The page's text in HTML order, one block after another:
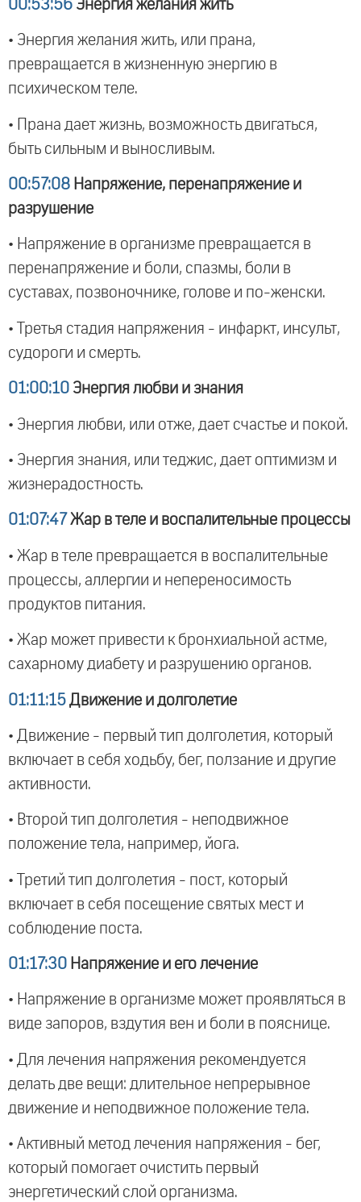
00:53:56 Энергия желания жить
• Энергия желания жить, или прана,
превращается в жизненную энергию в
психическом теле.
• Прана дает жизнь, возможность двигаться,
быть сильным и выносливым.
00:57:08 Напряжение, перенапряжение и
разрушение
• Напряжение в организме превращается в
перенапряжение и боли, спазмы, боли в
суставах, позвоночнике, голове и по-женски.
• Третья стадия напряжения - инфаркт, инсульт,
судороги и смерть.
01:00:10 Энергия любви и знания
• Энергия любви, или отже, дает счастье и покой.
• Энергия знания, или теджис, дает оптимизм и
жизнерадостность.
01:07:47 Жар в теле и воспалительные процессы
• Жар в теле превращается в воспалительные
процессы, аллергии и непереносимость
продуктов питания.
• Жар может привести к бронхиальной астме,
сахарному диабету и разрушению органов.
01:11:15 Движение и долголетие
• Движение - первый тип долголетия, который
включает в себя ходьбу, бег, ползание и другие
активности.
• Второй тип долголетия - неподвижное
положение тела, например, йога.
• Третий тип долголетия - пост, который
включает в себя посещение святых мест и
соблюдение поста.
01:17:30 Напряжение и его лечение
• Напряжение в организме может проявляться в
виде запоров, вздутия вен и боли в пояснице.
• Для лечения напряжения рекомендуется
делать две вещи: длительное непрерывное
движение и неподвижное положение тела.
• Активный метод лечения напряжения - бег,
который помогает очистить первый
энергетический слой организма.